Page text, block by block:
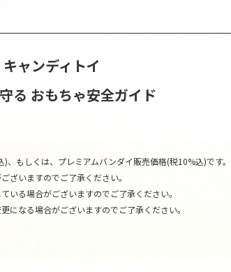
ャンディトイ
る おもちゃ安全ガイド
もしくは、プレミアムバンダイ販売価格(税10%込)です。
ざいますのでご了承ください。
る場合がございますのでご了承ください。
なる場合がございますのでご了承ください。